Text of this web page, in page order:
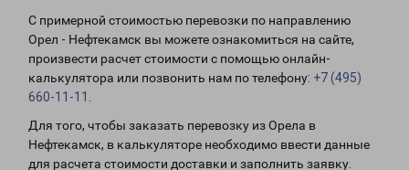
С примерной стоимостью перевозки по направлению
Орел - Нефтекамск вы можете ознакомиться на сайте,
произвести расчет стоимости с помощью онлайн-
калькулятора или позвонить нам по телефону: +7 (495)
660-11-11
Для того, чтобы заказать перевозку из Орела в
Нефтекамск, в калькуляторе необходимо ввести данные
для расчета стоимости доставки и заполнить заявку.